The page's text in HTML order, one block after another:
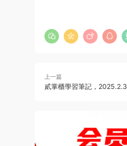
上一篇
貳掌櫃學習筆記，2025.2.3